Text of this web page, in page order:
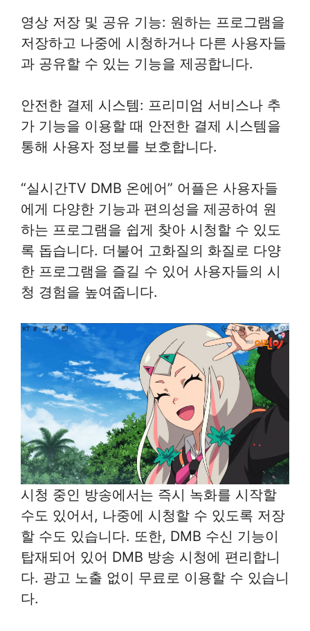
영상 저장 및 공유 기능: 원하는 프로그램을
저장하고 나중에 시청하거나 다른 사용자들
과 공유할 수 있는 기능을 제공합니다.
안전한 결제 시스템: 프리미엄 서비스나 추
가 기능을 이용할 때 안전한 결제 시스템을
통해 사용자 정보를 보호합니다.
“실시간TV DMB 온에어” 어플은 사용자들
에게 다양한 기능과 편의성을 제공하여 원
하는 프로그램을 쉽게 찾아 시청할 수 있도
록 돕습니다. 더불어 고화질의 화질로 다양
한 프로그램을 즐길 수 있어 사용자들의 시
청 경험을 높여줍니다.
시청 중인 방송에서는 즉시 녹화를 시작할
수도 있어서, 나중에 시청할 수 있도록 저장
할 수도 있습니다. 또한, DMB 수신 기능이
탑재되어 있어 DMB 방송 시청에 편리합니
다. 광고 노출 없이 무료로 이용할 수 있습니
다.